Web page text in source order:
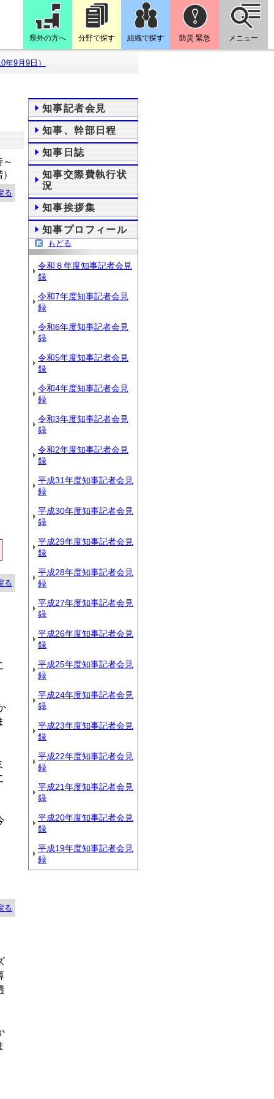
県外の方へ 分野で探す 組織で探す 防災 緊急 メニュー
年9月9日）
る
る
る
知事記者会見
知事、幹部日程
知事日誌
知事交際費執行状
況
知事挨拶集
知事プロフィール
もどる
令和８年度知事記者会見
録
令和7年度知事記者会見
録
令和6年度知事記者会見
録
令和5年度知事記者会見
録
令和4年度知事記者会見
録
令和3年度知事記者会見
録
令和2年度知事記者会見
録
平成31年度知事記者会見
録
平成30年度知事記者会見
録
平成29年度知事記者会見
録
平成28年度知事記者会見
録
平成27年度知事記者会見
録
平成26年度知事記者会見
録
平成25年度知事記者会見
録
平成24年度知事記者会見
録
平成23年度知事記者会見
録
平成22年度知事記者会見
録
平成21年度知事記者会見
録
平成20年度知事記者会見
録
平成19年度知事記者会見
録